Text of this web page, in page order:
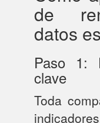
de
datos
Paso 1:
clave
Toda